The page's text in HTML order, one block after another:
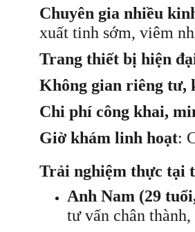
Chuyên gia nhiều
xuất tinh sớm, viêm
Trang thiết bị hiện
Không gian riêng tư,
Chi phí công khai,
Giờ khám linh hoạt:
Trải nghiệm thực tại
Anh Nam (29
tư vấn chân